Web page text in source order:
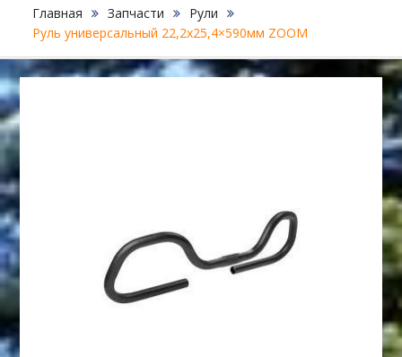
Главная Запчасти
Рули
Руль универсальный 22,2х25,4×590мм ZOOM